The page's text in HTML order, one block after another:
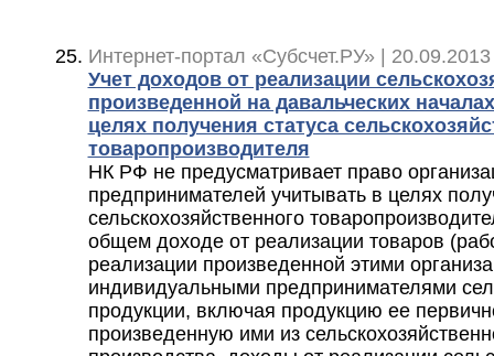
Интернет-портал «Субсчет.РУ» |
Учет доходов от реализации
произведенной на давальческих
целях получения статуса
товаропроизводителя
НК РФ не предусматривает право
предпринимателей учитывать в целях
сельскохозяйственного
общем доходе от реализации товаров
реализации произведенной этими
индивидуальными предпринимателями
продукции, включая продукцию ее
произведенную ими из